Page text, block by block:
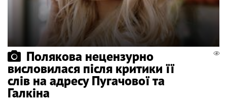
Полякова нецензурно
висловилася після критики її
слів на адресу Пугачової та
Галкіна